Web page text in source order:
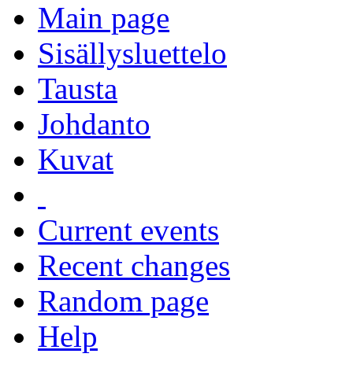
Main page
Sisällysluettelo
Tausta
Johdanto
Kuvat
Current events
Recent changes
Random page
Help